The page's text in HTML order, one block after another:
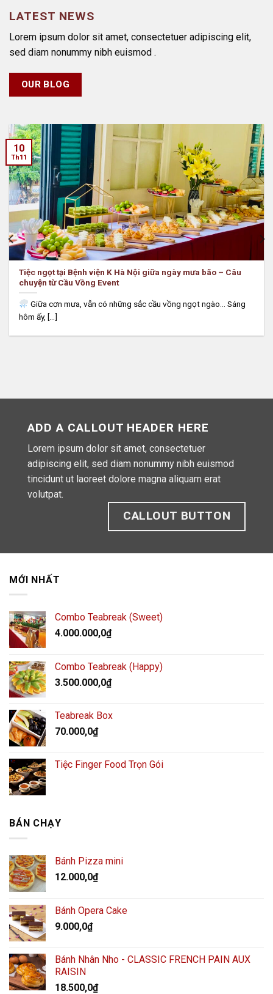
LATEST NEWS
Lorem ipsum dolor sit amet, consectetuer adipiscing elit,
sed diam nonummy nibh euismod .
OUR BLOG
Tiệc ngọt tại Bệnh viện K Hà Nội giữa ngày mưa bão – Câu
chuyện từ Cầu Vồng Event
Giữa cơn mưa, vẫn có những sắc cầu vồng ngọt ngào… Sáng
hôm ấy, [...]
10
Th11
ADD A CALLOUT HEADER HERE
Lorem ipsum dolor sit amet, consectetuer
adipiscing elit, sed diam nonummy nibh euismod
tincidunt ut laoreet dolore magna aliquam erat
volutpat.
CALLOUT BUTTON
MỚI NHẤT
Combo Teabreak (Sweet)
4.000.000,0₫
Combo Teabreak (Happy)
3.500.000,0₫
Teabreak Box
70.000,0₫
Tiệc Finger Food Trọn Gói
BÁN CHẠY
Bánh Pizza mini
12.000,0₫
Bánh Opera Cake
9.000,0₫
Bánh Nhân Nho - CLASSIC FRENCH PAIN AUX
RAISIN
18.500,0₫